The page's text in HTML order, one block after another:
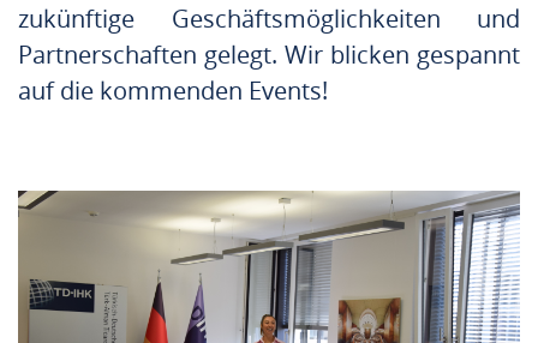
zukünftige Geschäftsmöglichkeiten und
Partnerschaften gelegt. Wir blicken gespannt
auf die kommenden Events!